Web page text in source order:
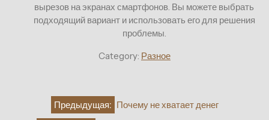
вырезов на экранах смартфонов. Вы можете выбрать
подходящий вариант и использовать его для решения
проблемы.
Category: Разное
Навигация
Предыдущая: Почему не хватает денег